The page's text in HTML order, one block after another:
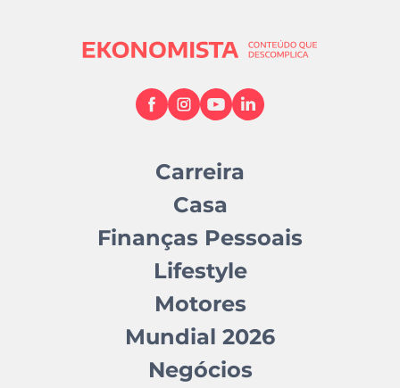
Carreira
Casa
Finanças Pessoais
Lifestyle
Motores
Mundial 2026
Negócios